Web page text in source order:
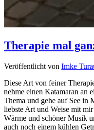
Therapie mal
Veröffentlicht von Imke
Diese Art von feiner
nehme einen Katamaran an
Thema und gehe auf See in
liebste Art und Weise mit
Wärme und schöner Musik
auch noch einem kühlen